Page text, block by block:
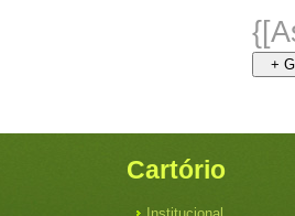
+
Cartório